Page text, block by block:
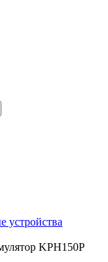
устройства
KPH150P